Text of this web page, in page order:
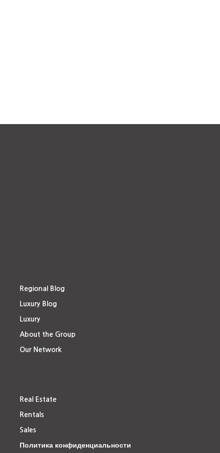
Regional Blog
Luxury Blog
Luxury
About the Group
Our Network
Real Estate
Rentals
Sales
Политика конфиденциальности